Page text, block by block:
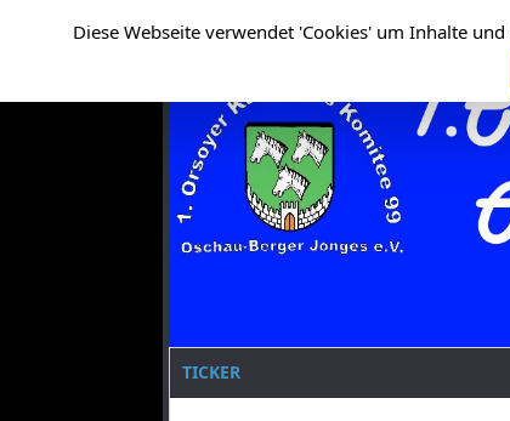
TICKER
Diese Webseite verwendet 'Cookies' um Inhalte